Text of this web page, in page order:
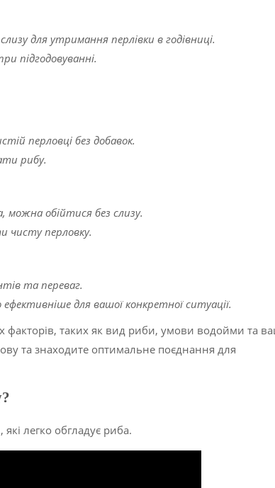
для утримання перлівки в годівниці.
підгодовуванні.
перловці без добавок.
рибу.
обійтися без слизу.
чисту перловку.
та переваг.
для вашої конкретної ситуації.
факторів, таких як вид риби, умови водойми та
та знаходите оптимальне поєднання для
легко обгладує риба.